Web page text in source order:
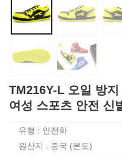
TM216Y-L 오일 방
여성 스포츠 안전 신
유형 : 안전화
원산지 : 중국 (본토)